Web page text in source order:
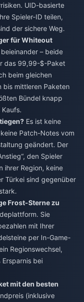
UID-basierte
Spieler-ID teilen,
der sichere Weg.
für Whiteout
– beide
das 99,99-$-Paket
beim gleichen
bis mittleren Paketen
Bündel knapp
Es ist keine
Patch-Notes vom
geändert. Der
den Spieler
ihrer Region, keine
Türkei sind gegenüber
Frost-Sterne zu
Sie
mit Ihrer
per In-Game-
Regionswechsel,
Ersparnis bei
mit den besten
(inklusive